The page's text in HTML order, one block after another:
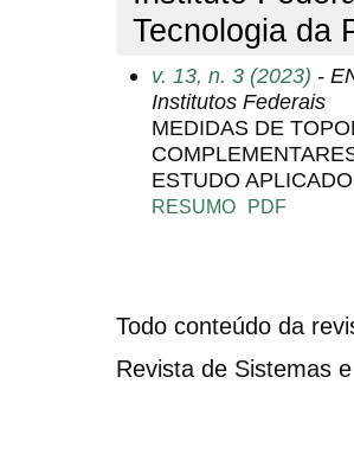
Tecnologia da
v. 13, n. 3 (2023) -
Institutos Federais
MEDIDAS DE
ESTUDO APLICADO
RESUMO PDF
Todo conteúdo da
Revista de Sistemas